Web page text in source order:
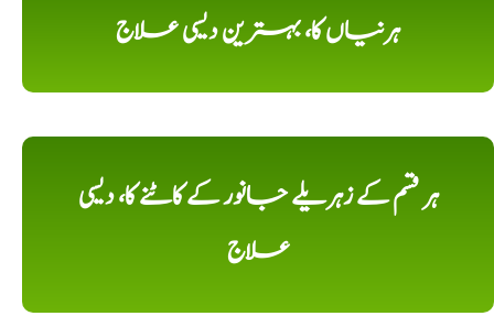
ہرنیاں کا، بہترین دیسی علاج
ہر قسم کے زہریلے جانور کے کاٹنے کا، دیسی
علاج